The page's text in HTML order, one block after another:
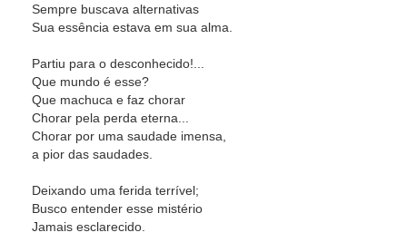
Sempre buscava alternativas
Sua essência estava em sua alma.
Partiu para o desconhecido!...
Que mundo é esse?
Que machuca e faz chorar
Chorar pela perda eterna...
Chorar por uma saudade imensa,
a pior das saudades.
Deixando uma ferida terrível;
Busco entender esse mistério
Jamais esclarecido.